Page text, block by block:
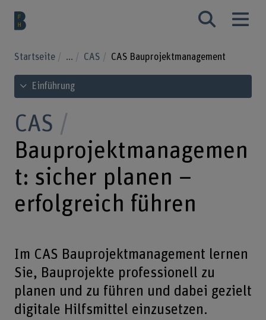
Startseite ... CAS CAS Bauprojektmanagement
Inhaltsverzeichnis ansehen
Einführung
CAS
Bauprojektmanagemen
t: sicher planen –
erfolgreich führen
Im CAS Bauprojektmanagement lernen
Sie, Bauprojekte professionell zu
planen und zu führen und dabei gezielt
digitale Hilfsmittel einzusetzen.